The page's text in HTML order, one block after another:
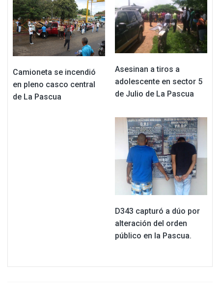
Camioneta se incendió
en pleno casco central
de La Pascua
Asesinan a tiros a
adolescente en sector 5
de Julio de La Pascua
D343 capturó a dúo por
alteración del orden
público en la Pascua.